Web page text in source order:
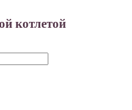
котлетой